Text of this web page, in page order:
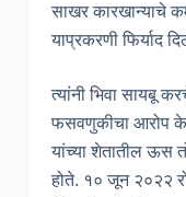
साखर कारखान्याचे
याप्रकरणी फिर्याद
त्यांनी भिवा सायबू
फसवणुकीचा आरोप
यांच्या शेतातील ऊस
होते. १० जून २०२२